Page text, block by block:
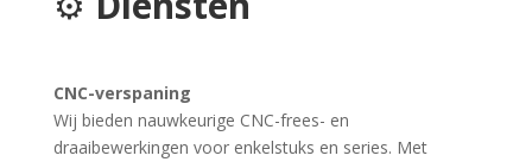
CNC-verspaning
Wij bieden nauwkeurige CNC-frees- en
draaibewerkingen voor enkelstuks en series. Met